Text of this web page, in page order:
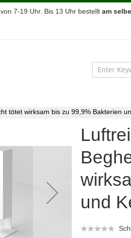
7-19 Uhr. Bis 13 Uhr bestellt am
tötet wirksam bis zu 99,9% Bakterien
und